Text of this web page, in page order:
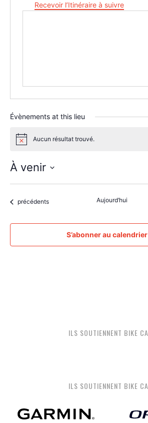
Recevoir l’Itinéraire à suivre
Évènements at this lieu
NoticeAucun résultat trouvé.
À venir
date.Évènements
précédents Aujourd’hui
S’abonner au calendrier